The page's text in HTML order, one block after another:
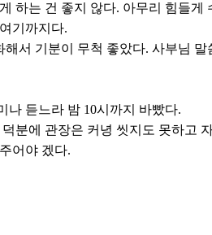
하는 건 좋지 않다. 아무리 힘들
기까지다.
서 기분이 무척 좋았다. 사부님
나 듣느라 밤 10시까지 바빴다.
분에 관장은 커녕 씻지도 못하고
어야 겠다.